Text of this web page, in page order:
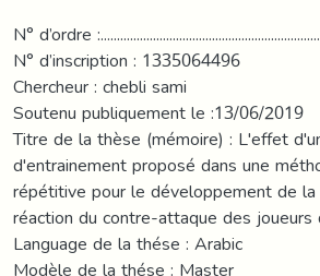
N° d’ordre
N° d’inscription : 1335064496
Chercheur : chebli sami
Soutenu publiquement le :13/06/2019
Titre de la thèse (mémoire) : L'effet
d'entrainement proposé dans une
répétitive pour le développement de
réaction du contre-attaque des
Language de la thése : Arabic